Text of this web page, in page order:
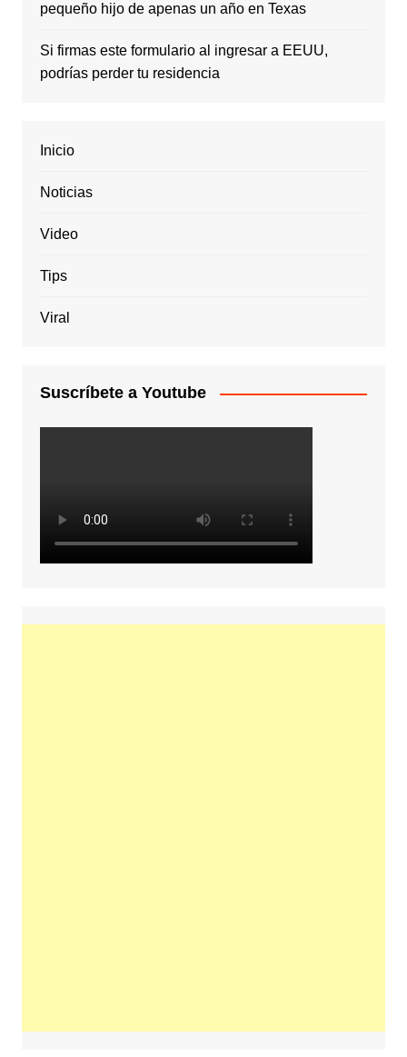
pequeño hijo de apenas un año en Texas
Si firmas este formulario al ingresar a EEUU,
podrías perder tu residencia
Inicio
Noticias
Video
Tips
Viral
Suscríbete a Youtube